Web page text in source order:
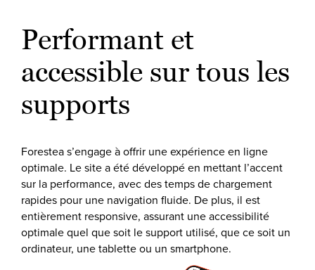
Performant et
accessible sur tous les
supports
Forestea s’engage à offrir une expérience en ligne
optimale. Le site a été développé en mettant l’accent
sur la performance, avec des temps de chargement
rapides pour une navigation fluide. De plus, il est
entièrement responsive, assurant une accessibilité
optimale quel que soit le support utilisé, que ce soit un
ordinateur, une tablette ou un smartphone.